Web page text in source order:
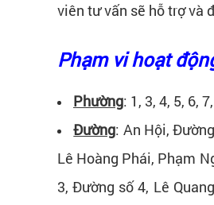
viên tư vấn sẽ hỗ trợ và
Phạm vi hoạt
Phường: 1, 3, 4, 5, 6,
Đường: An Hội,
Lê Hoàng Phái, Phạm
3, Đường số 4, Lê